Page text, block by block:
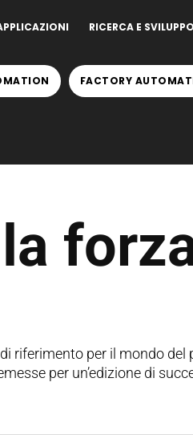
RICERCA E SVILUPPO
FACTORY
riferimento per il mondo
per un’edizione di